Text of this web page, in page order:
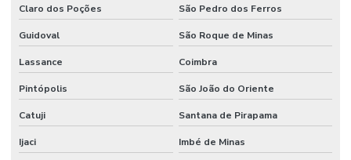
Claro dos Poções São Pedro dos Ferros
Guidoval São Roque de Minas
Lassance Coimbra
Pintópolis São João do Oriente
Catuji Santana de Pirapama
Ijaci Imbé de Minas